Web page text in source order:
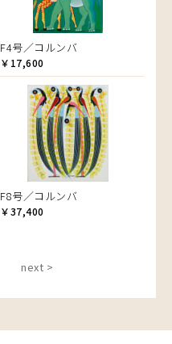
F4号／コルンバ
￥17,600
F8号／コルンバ
￥37,400
next >